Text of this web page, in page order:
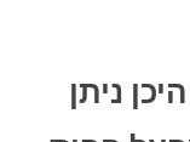
ניתן